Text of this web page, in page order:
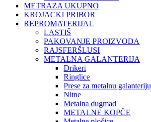
METRAZA UKUPNO
KROJACKI PRIBOR
REPROMATERIJAL
LASTIŠ
PAKOVANJE PROIZVODA
RAJSFERŠLUSI
METALNA GALANTERIJA
Drikeri
Ringlice
Prese za metalnu galanteriju
Nitne
Metalna dugmad
METALNE KOPČE